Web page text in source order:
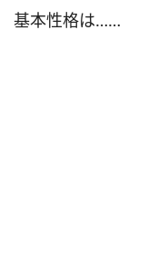
基本性格は……